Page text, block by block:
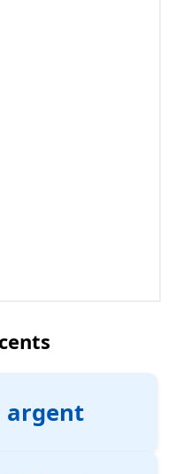
argent